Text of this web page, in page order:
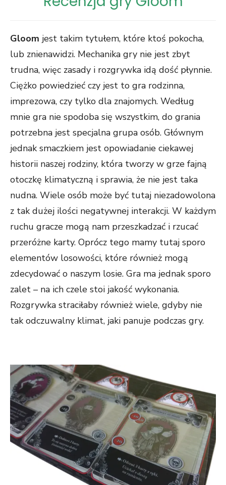
Gloom jest takim tytułem, które ktoś pokocha,
lub znienawidzi. Mechanika gry nie jest zbyt
trudna, więc zasady i rozgrywka idą dość płynnie.
Ciężko powiedzieć czy jest to gra rodzinna,
imprezowa, czy tylko dla znajomych. Według
mnie gra nie spodoba się wszystkim, do grania
potrzebna jest specjalna grupa osób. Głównym
jednak smaczkiem jest opowiadanie ciekawej
historii naszej rodziny, która tworzy w grze fajną
otoczkę klimatyczną i sprawia, że nie jest taka
nudna. Wiele osób może być tutaj niezadowolona
z tak dużej ilości negatywnej interakcji. W każdym
ruchu gracze mogą nam przeszkadzać i rzucać
przeróżne karty. Oprócz tego mamy tutaj sporo
elementów losowości, które również mogą
zdecydować o naszym losie. Gra ma jednak sporo
zalet – na ich czele stoi jakość wykonania.
Rozgrywka straciłaby również wiele, gdyby nie
tak odczuwalny klimat, jaki panuje podczas gry.